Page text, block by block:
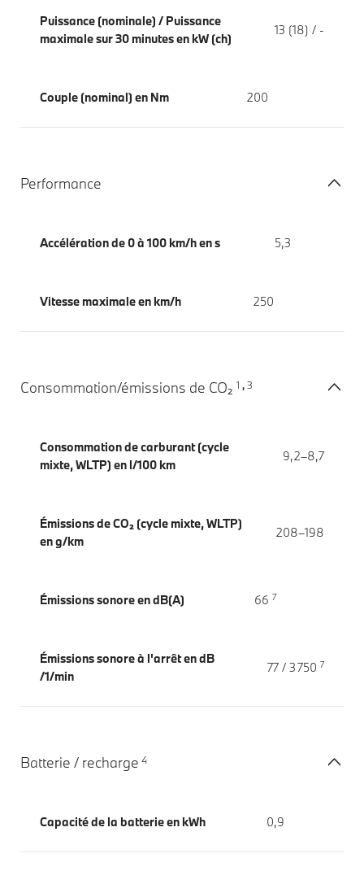
Puissance (nominale) / Puissance
maximale sur 30 minutes en kW (ch)
13 (18) / -
Couple (nominal) en Nm 200
Performance
Accélération de 0 à 100 km/h en s 5,3
Vitesse maximale en km/h 250
Consommation/émissions de CO₂ 1 , 3
Consommation de carburant (cycle
mixte, WLTP) en l/100 km
9,2–8,7
Émissions de CO₂ (cycle mixte, WLTP)
en g/km
208–198
Émissions sonore en dB(A) 66 7
Émissions sonore à l'arrêt en dB
/1/min
77 / 3 750 7
Batterie / recharge 4
Capacité de la batterie en kWh 0,9